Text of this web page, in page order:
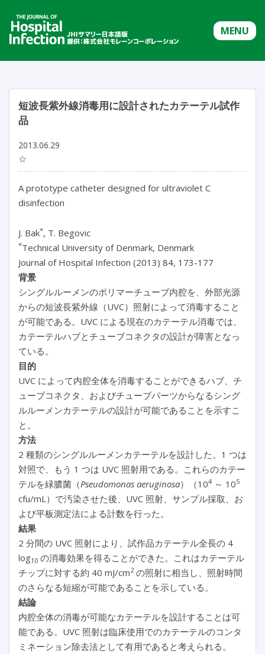
MENU
短波長紫外線消毒用に設計されたカテーテル試作
品
2013.06.29
☆
A prototype catheter designed for ultraviolet C
disinfection
J. Bak*, T. Begovic
*Technical University of Denmark, Denmark
Journal of Hospital Infection (2013) 84, 173-177
背景
シングルルーメンのポリマーチューブ内腔を、外部光源
からの短波長紫外線（UVC）照射によって消毒すること
が可能である。UVC による現在のカテーテル消毒では、
カテーテルハブとチューブコネクタの設計が障害となっ
ている。
目的
UVC によって内腔全体を消毒することができるハブ、チ
ューブコネクタ、およびチューブパーツからなるシング
ルルーメンカテーテルの設計が可能であることを示すこ
と。
方法
2 種類のシングルルーメンカテーテルを設計した。1 つは
対照で、もう 1 つは UVC 照射用である。これらのカテー
テルを緑膿菌（Pseudomonas aeruginosa）（104～ 105
cfu/mL）で汚染させた後、UVC 照射、サンプル採取、お
よび平板測定法による計数を行った。
結果
2 分間の UVC 照射により、試作品カテーテル全長の 4
log10 の消毒効果を得ることができた。これはカテーテル
チップに対する約 40 mJ/cm2の照射に相当し、照射時間
のさらなる短縮が可能であることを示している。
結論
内腔全体の消毒が可能なカテーテルを設計することは可
能である。UVC 照射は臨床使用でのカテーテルのコンタ
ミネーション除去法として有用であると考えられる。